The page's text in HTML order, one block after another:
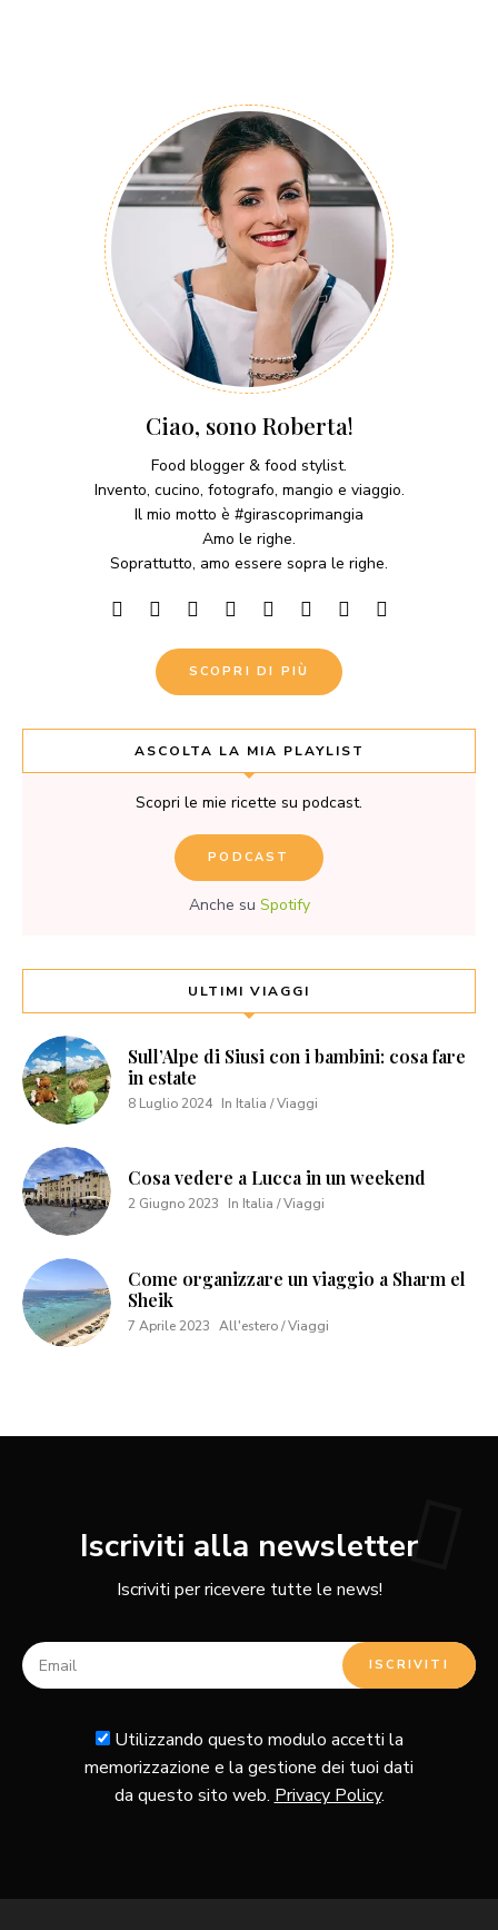
Ciao, sono Roberta!
Food blogger & food stylist.
Invento, cucino, fotografo, mangio e viaggio.
Il mio motto è #girascoprimangia
Amo le righe.
Soprattutto, amo essere sopra le righe.
SCOPRI DI PIÙ
ASCOLTA LA MIA PLAYLIST
Scopri le mie ricette su podcast.
PODCAST
Anche su Spotify
ULTIMI VIAGGI
Sull’Alpe di Siusi con i bambini: cosa fare
in estate
8 Luglio 2024 In Italia / Viaggi
Cosa vedere a Lucca in un weekend
2 Giugno 2023 In Italia / Viaggi
Come organizzare un viaggio a Sharm el
Sheik
7 Aprile 2023 All'estero / Viaggi
Iscriviti alla newsletter
Iscriviti per ricevere tutte le news!
Utilizzando questo modulo accetti la
memorizzazione e la gestione dei tuoi dati
da questo sito web. Privacy Policy.